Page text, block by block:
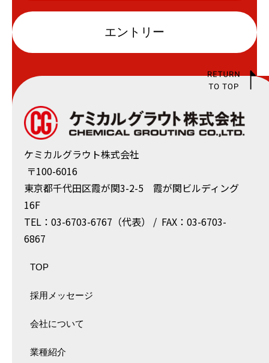
エントリー
ケミカルグラウト株式会社
〒100-6016
東京都千代⽥区霞が関3-2-5 霞が関ビルディング
16F
TEL：03-6703-6767（代表） / FAX：03-6703-
6867
TOP
採用メッセージ
会社について
業種紹介